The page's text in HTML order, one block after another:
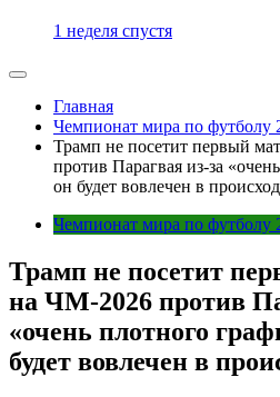
1 неделя спустя
Главная
Чемпионат мира по футболу
Трамп не посетит первый
против Парагвая из-за
он будет вовлечен в
Чемпионат мира по футболу
Трамп не посетит
на ЧМ-2026 против
«очень плотного
будет вовлечен в